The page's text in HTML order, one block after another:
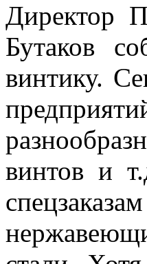
Директор
Бутаков
винтику.
винтов и